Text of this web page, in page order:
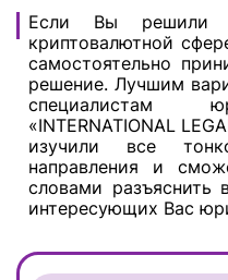
Если Вы решили
криптовалютной
самостоятельно
решение. Лучшим
специалистам
«INTERNATIONAL
изучили все
направления и
словами
интересующих Вас